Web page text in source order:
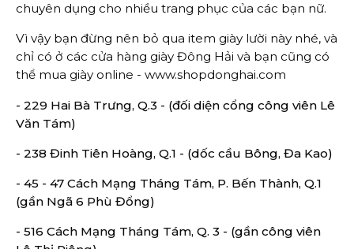
chuyên dụng cho nhiều trang phục của các bạn nữ.
Vì vậy bạn đừng nên bỏ qua item giày lười này nhé, và
chỉ có ở các cửa hàng giày Đông Hải và bạn cũng có
thể mua giày online - www.shopdonghai.com
- 229 Hai Bà Trưng, Q.3 - (đối diện cổng công viên Lê
Văn Tám)
- 238 Đinh Tiên Hoàng, Q.1 - (dốc cầu Bông, Đa Kao)
- 45 - 47 Cách Mạng Tháng Tám, P. Bến Thành, Q.1
(gần Ngã 6 Phù Đổng)
- 516 Cách Mạng Tháng Tám, Q. 3 - (gần công viên